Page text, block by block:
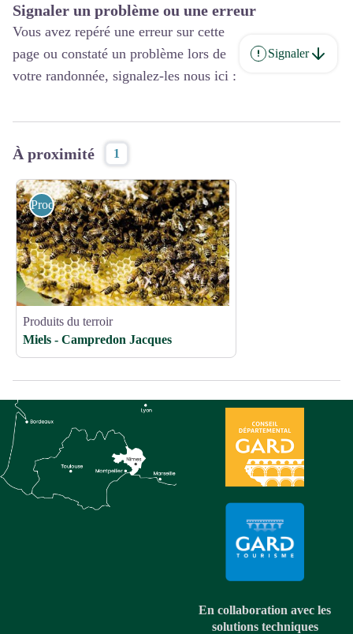
Signaler un problème ou une erreur
Vous avez repéré une erreur sur cette
page ou constaté un problème lors de
votre randonnée, signalez-les nous ici :
Signaler
À proximité 1
Produits du terroir
Produits du terroir
Miels - Campredon Jacques
En collaboration avec les
solutions techniques